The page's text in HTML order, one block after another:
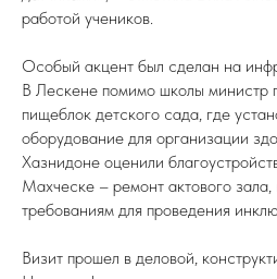
работой учеников.
Особый акцент был сделан на
В Лескене помимо школы министр
пищеблок детского сада, где
оборудование для организации
Хазнидоне оценили
Махческе – ремонт актового зала,
требованиям для проведения
Визит прошел в деловой,